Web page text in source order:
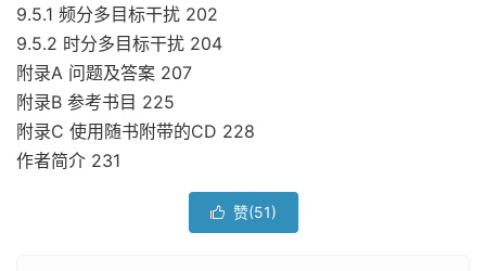
9.5.1 频分多目标干扰 202
9.5.2 时分多目标干扰 204
附录A 问题及答案 207
附录B 参考书目 225
附录C 使用随书附带的CD 228
作者简介 231
 赞(51)